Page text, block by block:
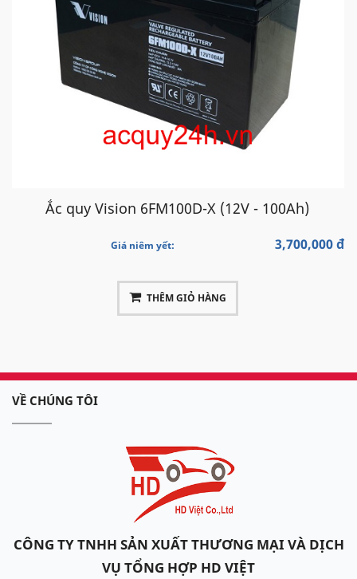
Ắc quy Vision 6FM100D-X (12V - 100Ah)
Giá niêm yết: 3,700,000 đ
THÊM GIỎ HÀNG
VỀ CHÚNG TÔI
CÔNG TY TNHH SẢN XUẤT THƯƠNG MẠI VÀ DỊCH
VỤ TỔNG HỢP HD VIỆT